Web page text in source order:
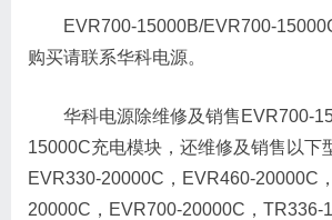
EVR700-15000B/EVR700-
购买请联系华科电源。
华科电源除维修及销售EVR700-
15000C充电模块，还维修及销售以下
EVR330-20000C，EVR460-20000C
20000C，EVR700-20000C，TR336-